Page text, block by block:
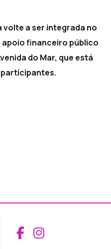
volte a ser integrada no
apoio financeiro público
do Mar, que está
participantes.
Aceder ao
Aceder ao